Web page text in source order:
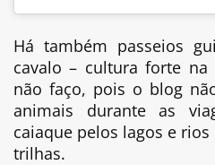
Há também passeios
cavalo – cultura forte na
não faço, pois o blog
animais durante as
caiaque pelos lagos e
trilhas.